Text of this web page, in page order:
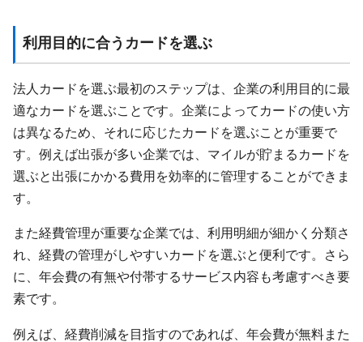
利用目的に合うカードを選ぶ
法人カードを選ぶ最初のステップは、企業の利用目的に最
適なカードを選ぶことです。企業によってカードの使い方
は異なるため、それに応じたカードを選ぶことが重要で
す。例えば出張が多い企業では、マイルが貯まるカードを
選ぶと出張にかかる費用を効率的に管理することができま
す。
また経費管理が重要な企業では、利用明細が細かく分類さ
れ、経費の管理がしやすいカードを選ぶと便利です。さら
に、年会費の有無や付帯するサービス内容も考慮すべき要
素です。
例えば、経費削減を目指すのであれば、年会費が無料また